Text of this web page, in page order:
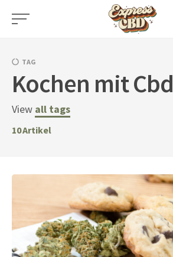
Skip
TAG
Kochen mit Cbd
View all tags
10Artikel